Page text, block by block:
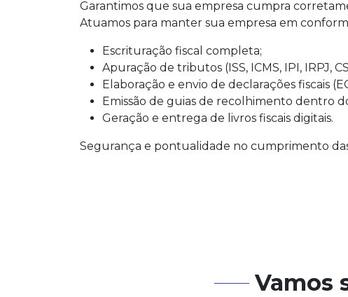
Garantimos que sua empresa cumpra
Atuamos para manter sua empresa em
Escrituração fiscal completa;
Apuração de tributos (ISS, ICMS, IPI, IRPJ,
Elaboração e envio de declarações fiscais
Emissão de guias de recolhimento dentro
Geração e entrega de livros fiscais digitais.
Segurança e pontualidade no cumprimento
Vamos